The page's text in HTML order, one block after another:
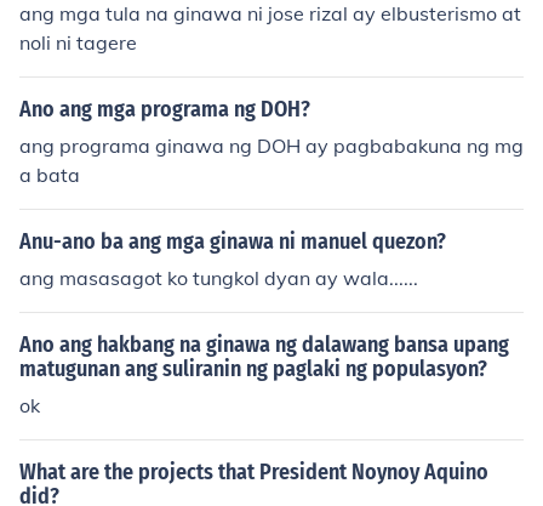
ang mga tula na ginawa ni jose rizal ay elbusterismo at
noli ni tagere
Ano ang mga programa ng DOH?
ang programa ginawa ng DOH ay pagbabakuna ng mg
a bata
Anu-ano ba ang mga ginawa ni manuel quezon?
ang masasagot ko tungkol dyan ay wala......
Ano ang hakbang na ginawa ng dalawang bansa upang
matugunan ang suliranin ng paglaki ng populasyon?
ok
What are the projects that President Noynoy Aquino
did?